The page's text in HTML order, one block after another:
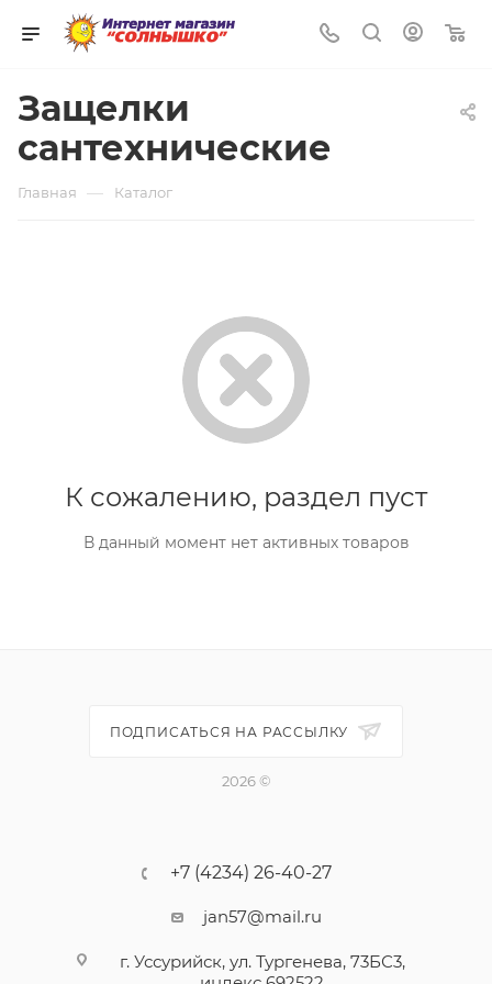
Защелки
сантехнические
Главная — Каталог
К сожалению, раздел пуст
В данный момент нет активных товаров
ПОДПИСАТЬСЯ НА РАССЫЛКУ
2026 ©
+7 (4234) 26-40-27
jan57@mail.ru
г. Уссурийск, ул. Тургенева, 73БС3,